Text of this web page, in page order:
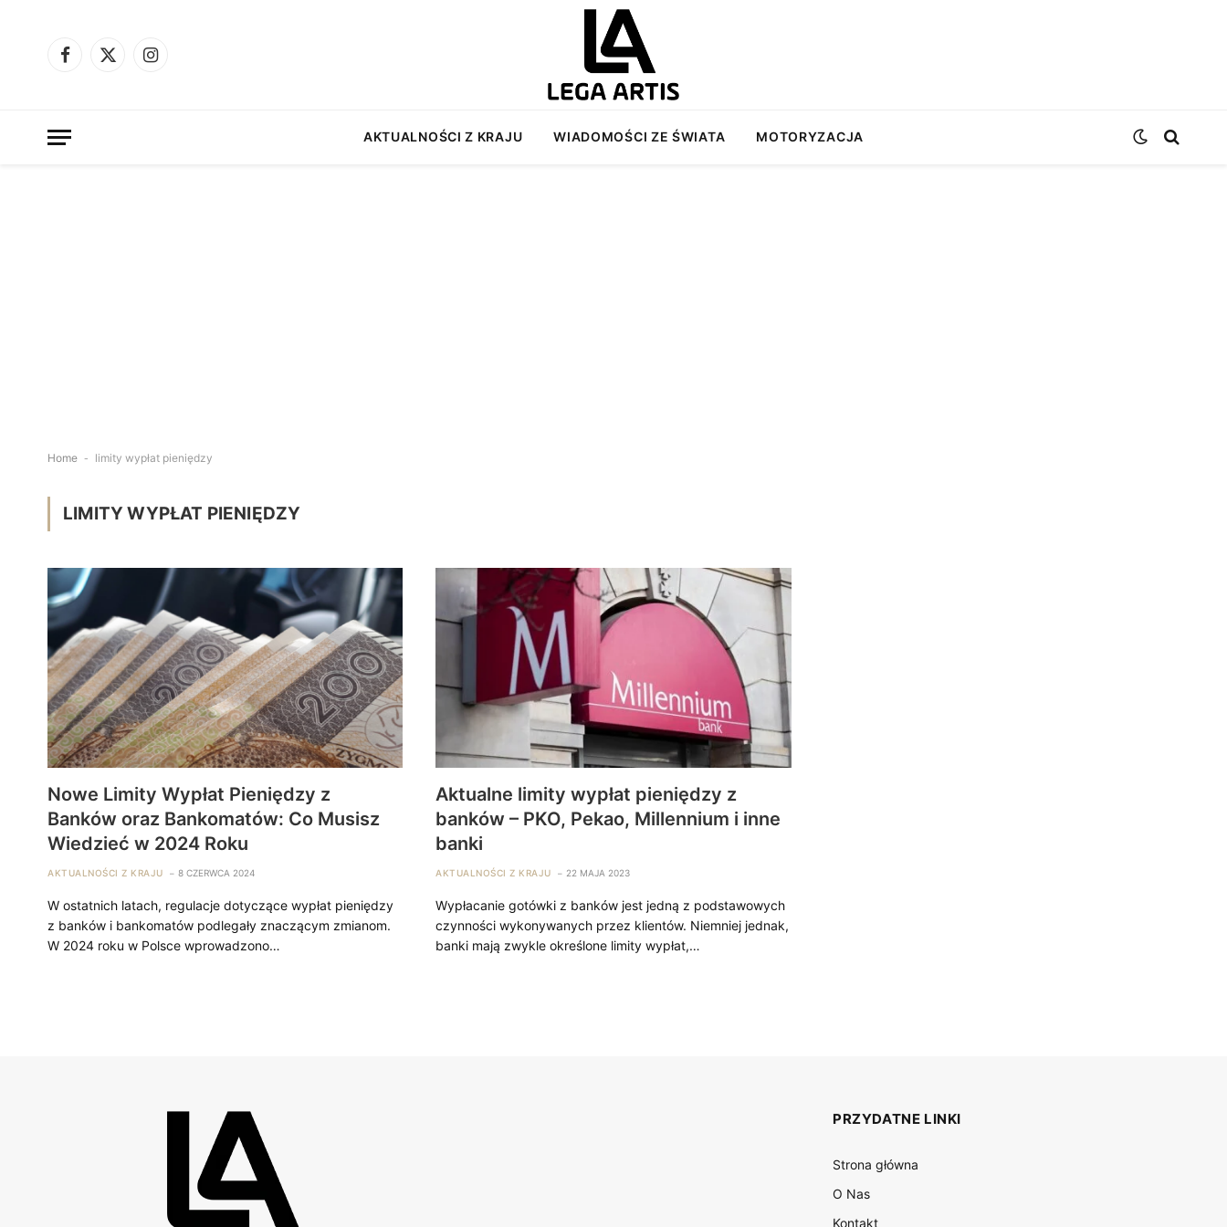
Facebook
X
Instagram
AKTUALNOŚCI Z KRAJU WIADOMOŚCI ZE ŚWIATA MOTORYZACJA
Home - limity wypłat pieniędzy
LIMITY WYPŁAT PIENIĘDZY
Nowe Limity Wypłat Pieniędzy z
Banków oraz Bankomatów: Co Musisz
Wiedzieć w 2024 Roku
AKTUALNOŚCI Z KRAJU 8 CZERWCA 2024
W ostatnich latach, regulacje dotyczące wypłat pieniędzy
z banków i bankomatów podlegały znaczącym zmianom.
W 2024 roku w Polsce wprowadzono…
Aktualne limity wypłat pieniędzy z
banków – PKO, Pekao, Millennium i inne
banki
AKTUALNOŚCI Z KRAJU 22 MAJA 2023
Wypłacanie gotówki z banków jest jedną z podstawowych
czynności wykonywanych przez klientów. Niemniej jednak,
banki mają zwykle określone limity wypłat,…
PRZYDATNE LINKI
Strona główna
O Nas
Kontakt